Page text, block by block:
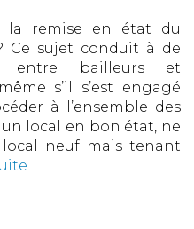
la remise en état du
Ce sujet conduit à de
entre bailleurs et
s’il s’est engagé
à l’ensemble des
local en bon état, ne
neuf mais tenant